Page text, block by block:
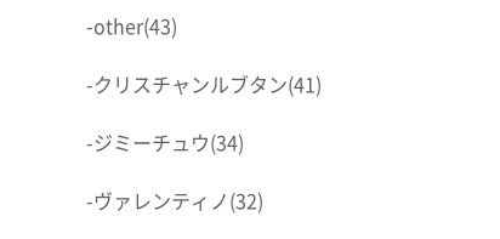
-other(43)
-クリスチャンルブタン(41)
-ジミーチュウ(34)
-ヴァレンティノ(32)